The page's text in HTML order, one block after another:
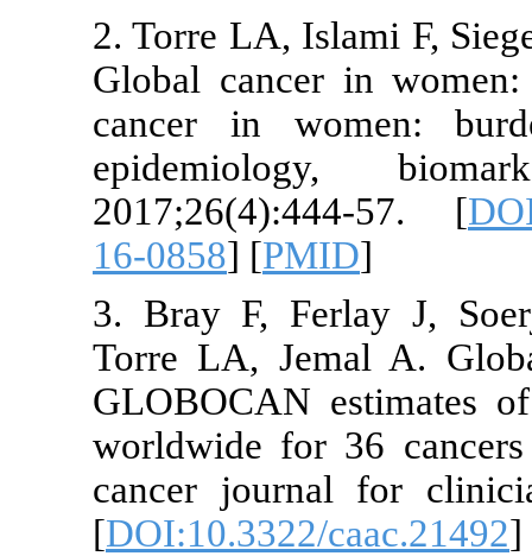
2. Torre LA,
Global
cancer in
16-0858
3. Bray F,
Torre LA,
worldwide
cancer
[